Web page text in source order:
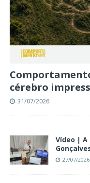
cérebro
31/07/2026
Vídeo | A
27/07/2026